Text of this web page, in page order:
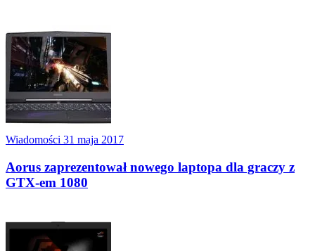
Wiadomości 31 maja 2017
Aorus zaprezentował nowego laptopa dla graczy z
GTX-em 1080